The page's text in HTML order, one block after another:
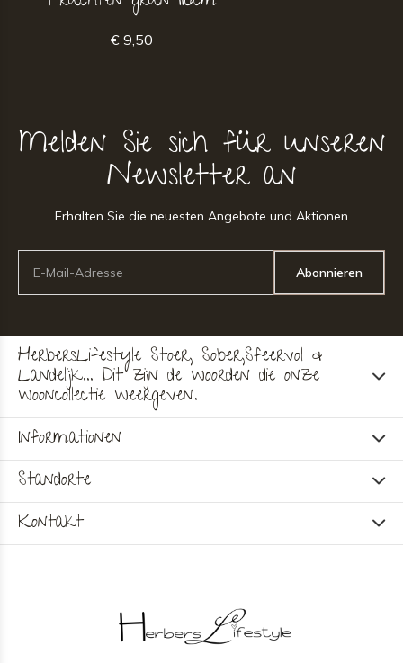
€ 9,50
Melden Sie sich für unseren
Newsletter an
Erhalten Sie die neuesten Angebote und Aktionen
Abonnieren
HerbersLifestyle Stoer, Sober,Sfeervol &
Landelijk... Dit zijn de woorden die onze
wooncollectie weergeven.
Informationen
Standorte
Kontakt